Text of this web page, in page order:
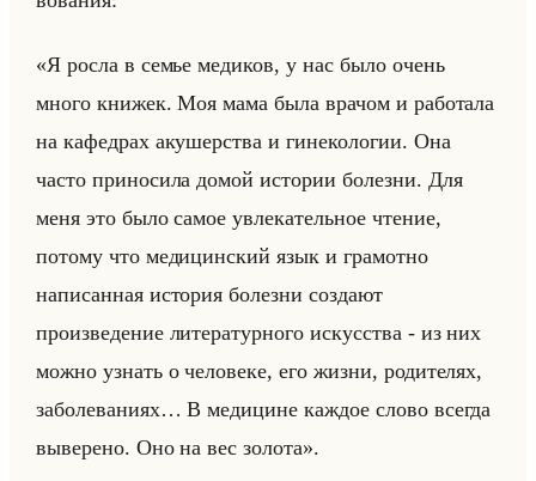
«Я росла в семье медиков, у нас было очень
много книжек. Моя мама была врачом и работала
на кафедрах акушерства и гинекологии. Она
часто приносила домой истории болезни. Для
меня это было самое увлекательное чтение,
потому что медицинский язык и грамотно
написанная история болезни создают
произведение литературного искусства - из них
можно узнать о человеке, его жизни, родителях,
заболеваниях… В медицине каждое слово всегда
выверено. Оно на вес золота».